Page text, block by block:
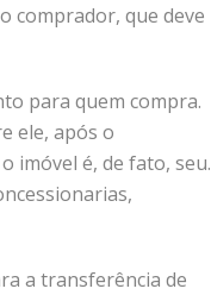
comprador, que deve
para quem compra.
ele, após o
imóvel é, de fato, seu.
a transferência de